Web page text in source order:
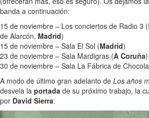
banda a continuación:
15 de noviembre – Los conciertos de Radio 3
de Alarcón, Madrid)
15 de noviembre – Sala El Sol (Madrid)
23 de noviembre – Sala Mardigras (A Coruña)
30 de noviembre – Sala La Fábrica de
A modo de último gran adelanto de Los años
desvela la portada de su próximo trabajo, la
por David Sierra: